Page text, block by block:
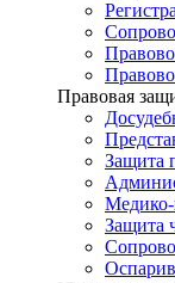
Правовая
Защита
Медико-
Защита